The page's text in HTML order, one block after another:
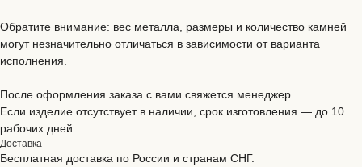
Обратите внимание: вес металла, размеры и количество камней
могут незначительно отличаться в зависимости от варианта
исполнения.
После оформления заказа с вами свяжется менеджер.
Если изделие отсутствует в наличии, срок изготовления — до 10
рабочих дней.
Доставка
Бесплатная доставка по России и странам СНГ.